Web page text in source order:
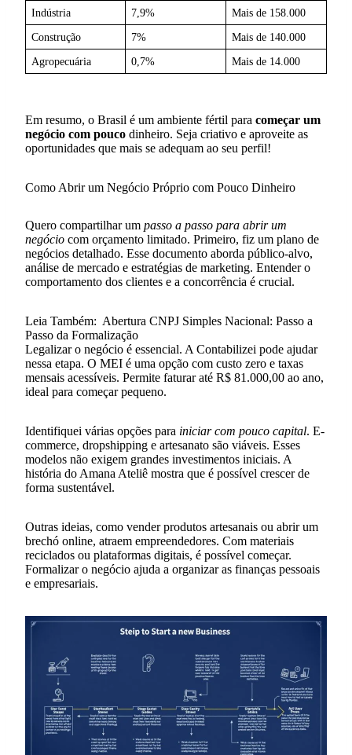
Indústria
7,9%
Mais de 158.000
Construção
7%
Mais de 140.000
Agropecuária
0,7% Mais de 14.000
Em resumo, o Brasil é um ambiente fértil para começar um
negócio com pouco dinheiro. Seja criativo e aproveite as
oportunidades que mais se adequam ao seu perfil!
Como Abrir um Negócio Próprio com Pouco Dinheiro
Quero compartilhar um passo a passo para abrir um
negócio com orçamento limitado. Primeiro, fiz um plano de
negócios detalhado. Esse documento aborda público-alvo,
análise de mercado e estratégias de marketing. Entender o
comportamento dos clientes e a concorrência é crucial.
Leia Também: Abertura CNPJ Simples Nacional: Passo a
Passo da Formalização
Legalizar o negócio é essencial. A Contabilizei pode ajudar
nessa etapa. O MEI é uma opção com custo zero e taxas
mensais acessíveis. Permite faturar até R$ 81.000,00 ao ano,
ideal para começar pequeno.
Identifiquei várias opções para iniciar com pouco capital. E-
commerce, dropshipping e artesanato são viáveis. Esses
modelos não exigem grandes investimentos iniciais. A
história do Amana Ateliê mostra que é possível crescer de
forma sustentável.
Outras ideias, como vender produtos artesanais ou abrir um
brechó online, atraem empreendedores. Com materiais
reciclados ou plataformas digitais, é possível começar.
Formalizar o negócio ajuda a organizar as finanças pessoais
e empresariais.